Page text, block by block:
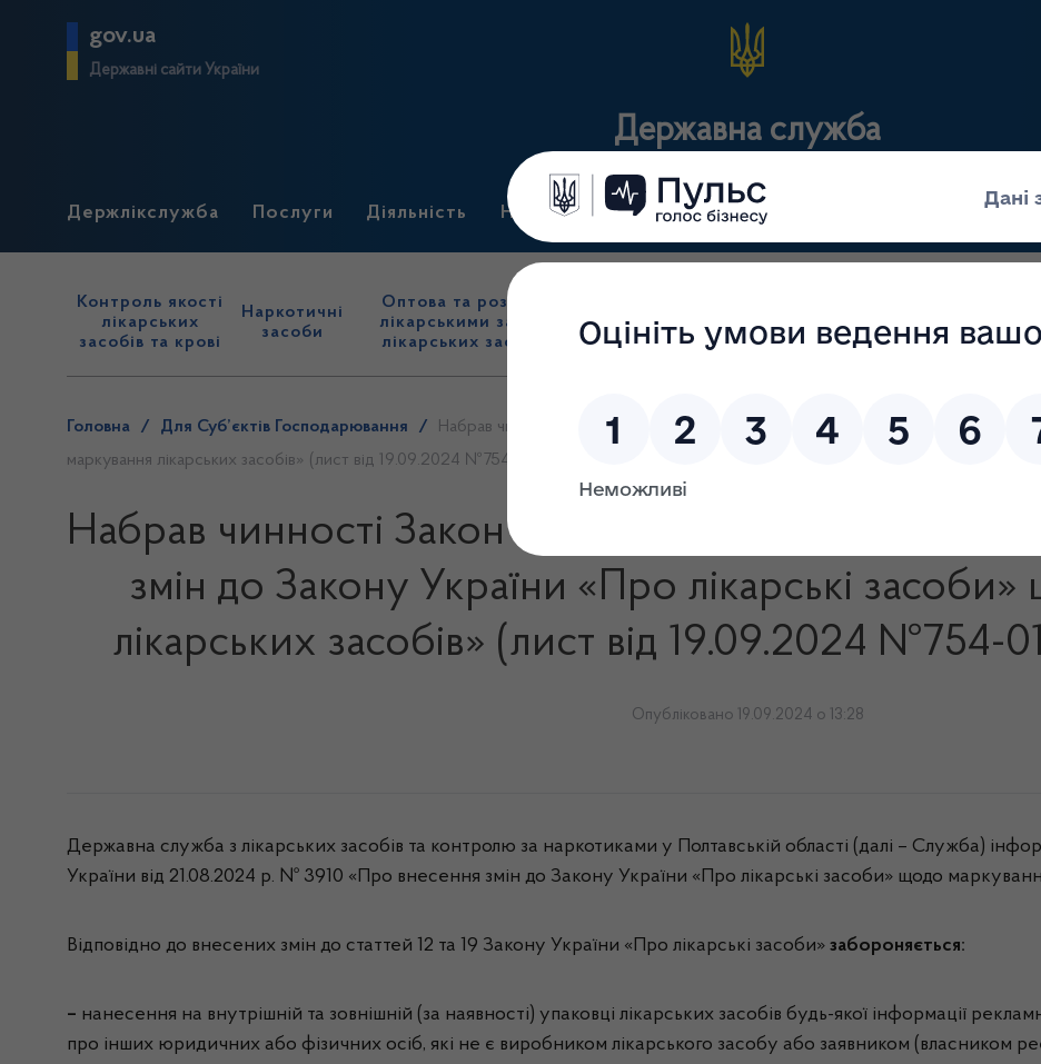
gov.ua
Державні сайти України
Державна служба
Держлікслужба Послуги Діяльність Нормативні документи Для громадськості Прес-
Контроль якості
лікарських
засобів та крові
Наркотичні
засоби
Оптова та роздрібна торгівля
лікарськими засобами, імпорт
лікарських засобів (крім АФІ)
нагляд
(контроль)
засобів, крові та
сертифікація
Головна / Для Суб’єктів Господарювання /
Набрав чинності Закон України від 21.08.2024 р. № 3910 «Про внесення змін
маркування лікарських засобів» (лист від 19.09.2024 №754-01.1.1/02.0/05.17-24)
Набрав чинності Закон України від 21.08.2024 р.
змін до Закону України «Про лікарські
лікарських засобів» (лист від 19.09.2024 №754-
Опубліковано 19.09.2024 о 13:28
Державна служба з лікарських засобів та контролю за наркотиками у Полтавській області (далі – Служба)
України від 21.08.2024 р. № 3910 «Про внесення змін до Закону України «Про лікарські засоби» щодо
Відповідно до внесених змін до статтей 12 та 19 Закону України «Про лікарські засоби» забороняється:
– нанесення на внутрішній та зовнішній (за наявності) упаковці лікарських засобів будь-якої інформації
про інших юридичних або фізичних осіб, які не є виробником лікарського засобу або заявником (власником